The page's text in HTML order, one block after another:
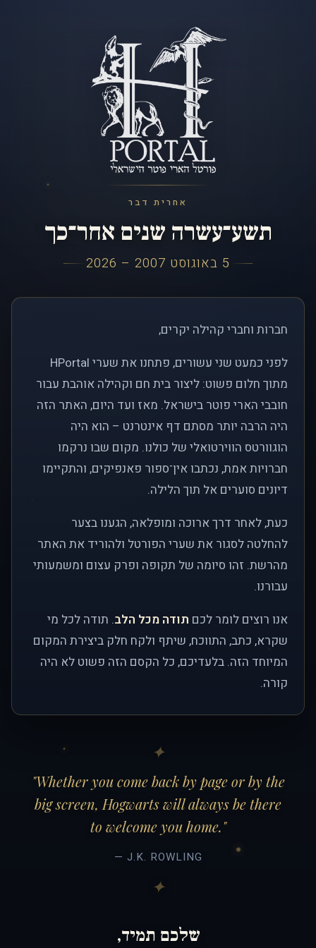
אחרית דבר
תשע־עשרה שנים אחר־כך
5 באוגוסט 2007 – 2026
חברות וחברי קהילה יקרים,
לפני כמעט שני עשורים, פתחנו את שערי HPortal
מתוך חלום פשוט: ליצור בית חם וקהילה אוהבת עבור
חובבי הארי פוטר בישראל. מאז ועד היום, האתר הזה
היה הרבה יותר מסתם דף אינטרנט – הוא היה
הוגוורטס הווירטואלי של כולנו. מקום שבו נרקמו
חברויות אמת, נכתבו אין־ספור פאנפיקים, והתקיימו
דיונים סוערים אל תוך הלילה.
כעת, לאחר דרך ארוכה ומופלאה, הגענו בצער
להחלטה לסגור את שערי הפורטל ולהוריד את האתר
מהרשת. זהו סיומה של תקופה ופרק עצום ומשמעותי
עבורנו.
אנו רוצים לומר לכם תודה מכל הלב. תודה לכל מי
שקרא, כתב, התווכח, שיתף ולקח חלק ביצירת המקום
המיוחד הזה. בלעדיכם, כל הקסם הזה פשוט לא היה
קורה.
"Whether you come back by page or by the
big screen, Hogwarts will always be there
to welcome you home."
— J.K. ROWLING
שלכם תמיד,